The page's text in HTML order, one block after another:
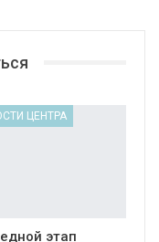
ЦЕНТРА
этап